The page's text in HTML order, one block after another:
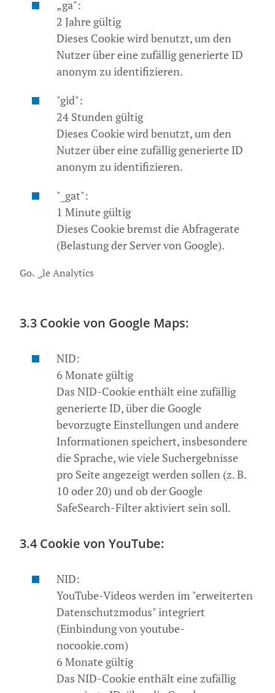
„ga":
2 Jahre gültig
Dieses Cookie wird benutzt, um den
Nutzer über eine zufällig generierte ID
anonym zu identifizieren.
"gid":
24 Stunden gültig
Dieses Cookie wird benutzt, um den
Nutzer über eine zufällig generierte ID
anonym zu identifizieren.
"_gat":
1 Minute gültig
Dieses Cookie bremst die Abfragerate
(Belastung der Server von Google).
Google Analytics
3.3 Cookie von Google Maps:
NID:
6 Monate gültig
Das NID-Cookie enthält eine zufällig
generierte ID, über die Google
bevorzugte Einstellungen und andere
Informationen speichert, insbesondere
die Sprache, wie viele Suchergebnisse
pro Seite angezeigt werden sollen (z. B.
10 oder 20) und ob der Google
SafeSearch-Filter aktiviert sein soll.
3.4 Cookie von YouTube:
NID:
YouTube-Videos werden im "erweiterten
Datenschutzmodus" integriert
(Einbindung von youtube-
nocookie.com)
6 Monate gültig
Das NID-Cookie enthält eine zufällig